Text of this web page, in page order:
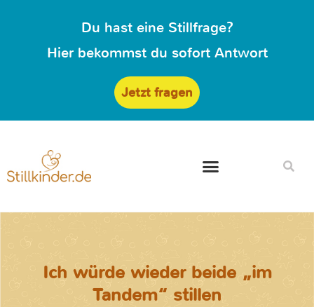
Du hast eine Stillfrage?
Hier bekommst du sofort Antwort
Jetzt fragen
Ich würde wieder beide „im
Tandem“ stillen